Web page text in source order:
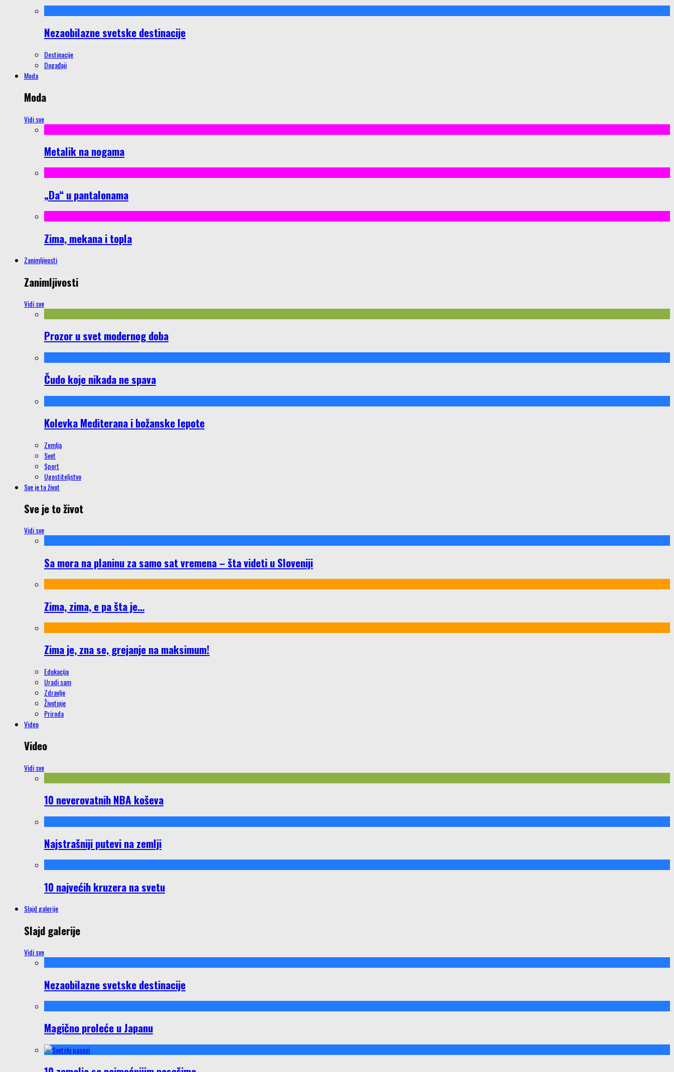
Nezaobilazne svetske destinacije
Destinacije
Događaji
Moda
Moda
Vidi sve
Metalik na nogama
„Da“ u pantalonama
Zima, mekana i topla
Zanimljivosti
Zanimljivosti
Vidi sve
Prozor u svet modernog doba
Čudo koje nikada ne spava
Kolevka Mediterana i božanske lepote
Zemlja
Svet
Sport
Ugostiteljstvo
Sve je to život
Sve je to život
Vidi sve
Sa mora na planinu za samo sat vremena – šta videti u Sloveniji
Zima, zima, e pa šta je…
Zima je, zna se, grejanje na maksimum!
Edukacija
Uradi sam
Zdravlje
Životinje
Priroda
Video
Video
Vidi sve
10 neverovatnih NBA koševa
Najstrašniji putevi na zemlji
10 najvećih kruzera na svetu
Slajd galerije
Slajd galerije
Vidi sve
Nezaobilazne svetske destinacije
Magično proleće u Japanu